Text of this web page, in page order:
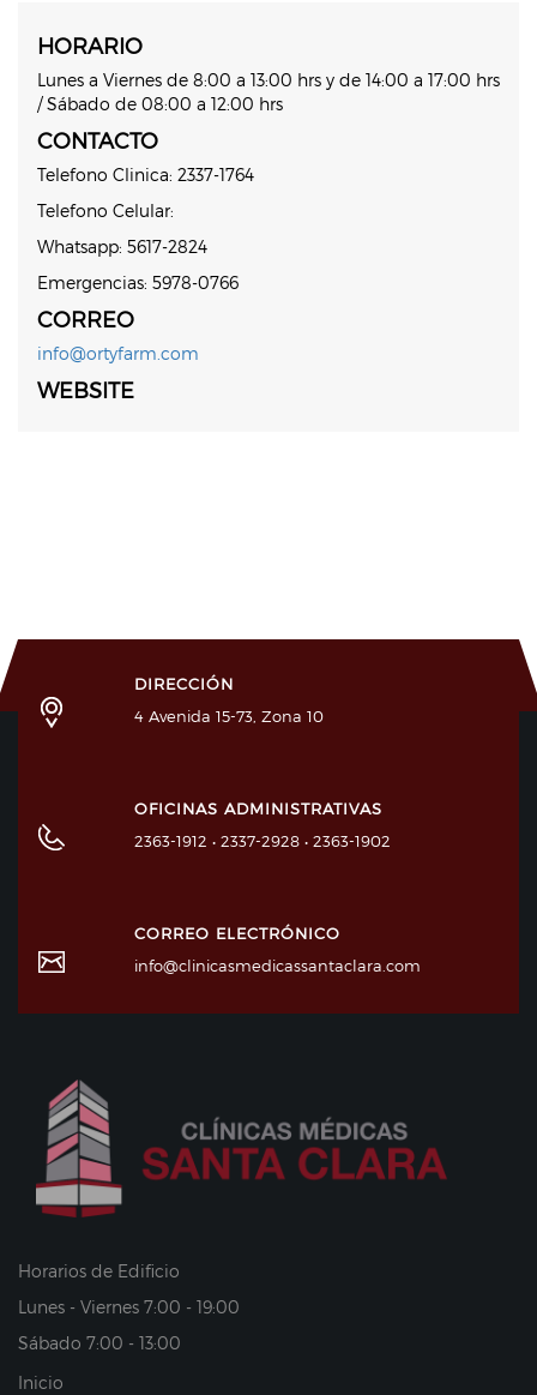
HORARIO
Lunes a Viernes de 8:00 a 13:00 hrs y de 14:00 a 17:00 hrs
/ Sábado de 08:00 a 12:00 hrs
CONTACTO
Telefono Clinica: 2337-1764
Telefono Celular:
Whatsapp: 5617-2824
Emergencias: 5978-0766
CORREO
info@ortyfarm.com
WEBSITE
DIRECCIÓN
4 Avenida 15-73, Zona 10
OFICINAS ADMINISTRATIVAS
2363-1912 • 2337-2928 • 2363-1902
CORREO ELECTRÓNICO
info@clinicasmedicassantaclara.com
Horarios de Edificio
Lunes - Viernes 7:00 - 19:00
Sábado 7:00 - 13:00
Inicio